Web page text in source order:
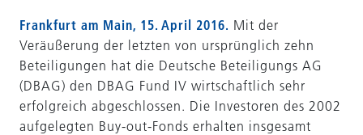
Frankfurt am Main, 15. April 2016. Mit der
Veräußerung der letzten von ursprünglich zehn
Beteiligungen hat die Deutsche Beteiligungs AG
(DBAG) den DBAG Fund IV wirtschaftlich sehr
erfolgreich abgeschlossen. Die Investoren des 2002
aufgelegten Buy-out-Fonds erhalten insgesamt